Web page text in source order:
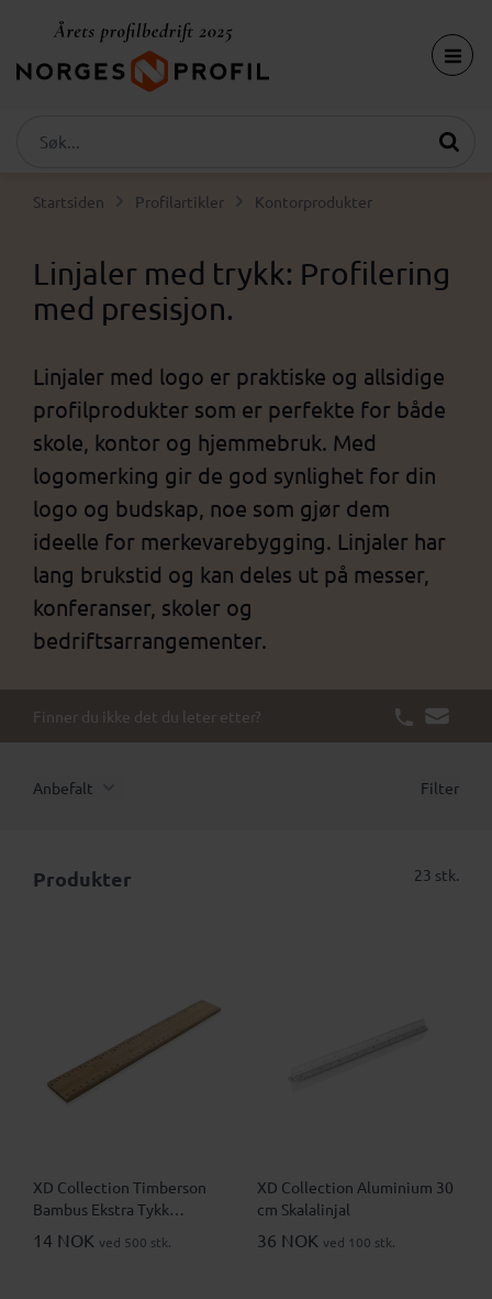
Startsiden Profilartikler Kontorprodukter
Linjaler med trykk: Profilering
med presisjon.
Linjaler med logo er praktiske og allsidige
profilprodukter som er perfekte for både
skole, kontor og hjemmebruk. Med
logomerking gir de god synlighet for din
logo og budskap, noe som gjør dem
ideelle for merkevarebygging. Linjaler har
lang brukstid og kan deles ut på messer,
konferanser, skoler og
bedriftsarrangementer.
Finner du ikke det du leter etter?
Anbefalt Filter
Produkter 23 stk.
XD Collection Timberson
Bambus Ekstra Tykk
Dobbeltsidig 30 cm Linjal
14 NOK ved 500 stk.
XD Collection Aluminium 30
cm Skalalinjal
36 NOK ved 100 stk.